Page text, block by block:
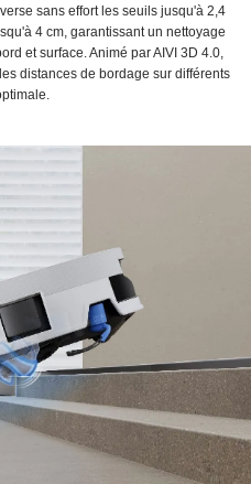
sans effort les seuils jusqu'à 2,4
4 cm, garantissant un nettoyage
et surface. Animé par AIVI 3D 4.0,
distances de bordage sur différents